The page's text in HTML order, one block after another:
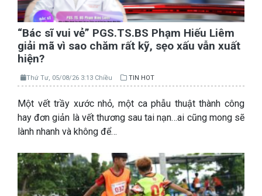
“Bác sĩ vui vẻ” PGS.TS.BS Phạm Hiếu Liêm
giải mã vì sao chăm rất kỹ, sẹo xấu vẫn xuất
hiện?
Thứ Tư, 05/08/26 3:13 Chiều TIN HOT
Một vết trầy xước nhỏ, một ca phẫu thuật thành công
hay đơn giản là vết thương sau tai nạn…ai cũng mong sẽ
lành nhanh và không để…